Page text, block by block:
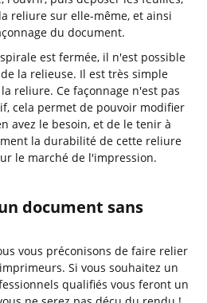
reliure sur elle-même, et ainsi
du document.
est fermée, il n'est possible
la relieuse. Il est très simple
reliure. Ce façonnage n'est pas
cela permet de pouvoir modifier
avez le besoin, et de le tenir à
la durabilité de cette reliure
le marché de l'impression.
document sans
vous préconisons de faire relier
Si vous souhaitez un
qualifiés vous feront un